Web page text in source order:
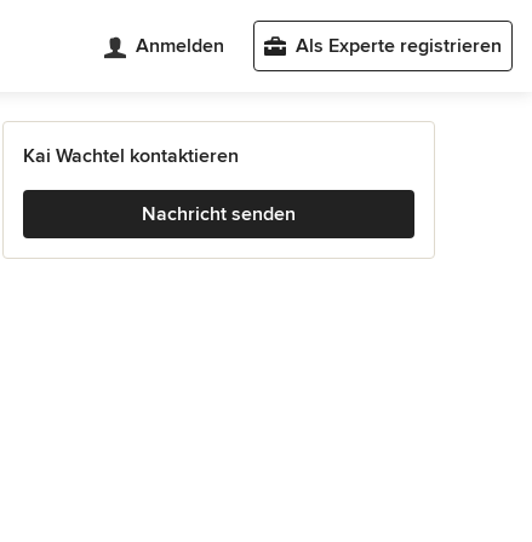
Anmelden Als Experte registrieren
Kai Wachtel kontaktieren
Nachricht senden